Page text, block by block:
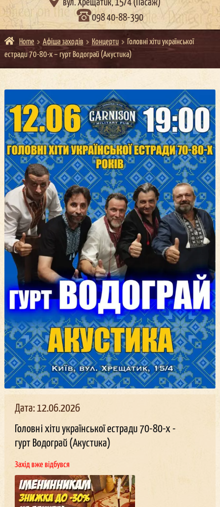
вул. Хрещатик, 15/4 (Пасаж)
098 40-88-390
Home Афіша заходів Концерти
Головні хіти української
естради 70-80-х – гурт Водограй (Акустика)
Дата: 12.06.2026
Головні хіти української естради 70-80-х -
гурт Водограй (Акустика)
Захід вже відбувся